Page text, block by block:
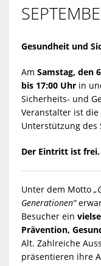
Gesundheit und
Am Samstag, den
bis 17:00 Uhrin
Sicherheits- und
Veranstalter ist
Unterstützung des
Der Eintritt ist frei.
Unter dem Motto
Generationen“
Besucher ein
Prävention,
Alt. Zahlreiche
präsentieren ihre